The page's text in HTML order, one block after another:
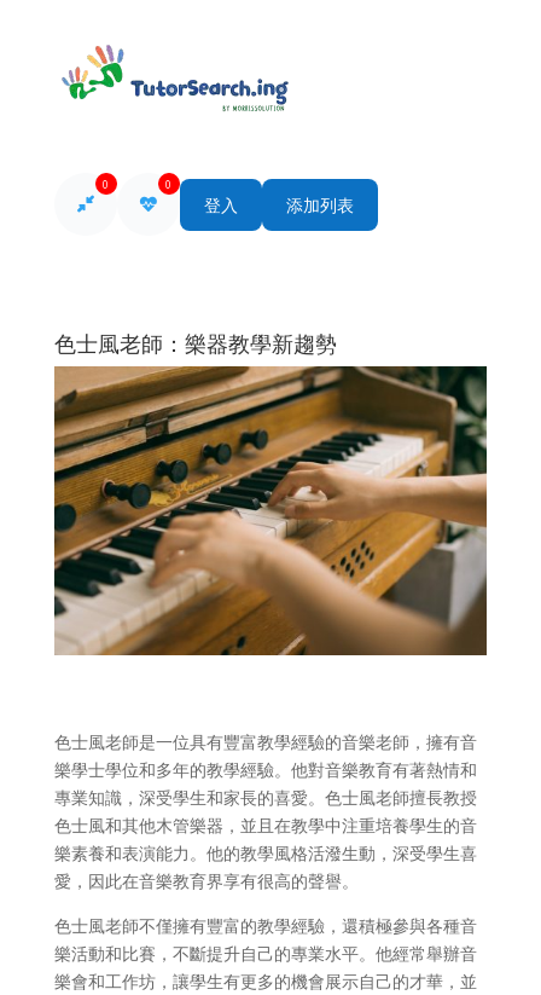
0 0
登入 添加列表
色士風老師：樂器教學新趨勢
色士風老師是一位具有豐富教學經驗的音樂老師，擁有音
樂學士學位和多年的教學經驗。他對音樂教育有著熱情和
專業知識，深受學生和家長的喜愛。色士風老師擅長教授
色士風和其他木管樂器，並且在教學中注重培養學生的音
樂素養和表演能力。他的教學風格活潑生動，深受學生喜
愛，因此在音樂教育界享有很高的聲譽。
色士風老師不僅擁有豐富的教學經驗，還積極參與各種音
樂活動和比賽，不斷提升自己的專業水平。他經常舉辦音
樂會和工作坊，讓學生有更多的機會展示自己的才華，並